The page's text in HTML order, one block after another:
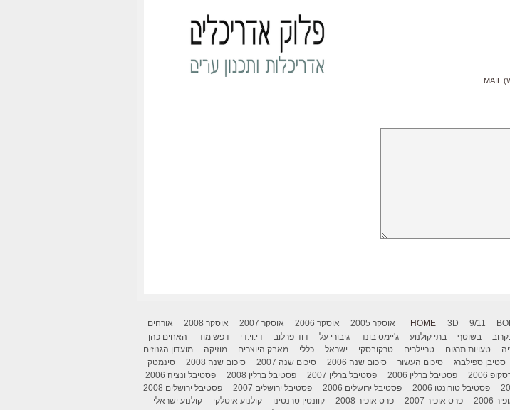
MAIL
HOME 3D 9/11 אוסקר 2005 אוסקר 2006 אוסקר 2007 אוסקר 2008
אורחים
בשוטף בתי קולנוע ג'יימס בונד גיבורי על דוד פרלוב די.וי.די דפש מוד
האחים כהן
טעויות תרגום טריילרים טרקובסקי ישראל כללי מאבק היוצרים מוזיקה
מועדון הגנוזים
סטיבן ספילברג סיכום העשור סיכום שנה 2006 סיכום שנה 2007 סיכום שנה 2008
סינמטק
2006 פסטיבל ברלין 2006 פסטיבל ברלין 2007 פסטיבל ברלין 2008
פסטיבל ונציה 2006
פסטיבל טורונטו 2006 פסטיבל ירושלים 2006 פסטיבל ירושלים 2007
פסטיבל ירושלים 2008
2006 פרס אופיר 2007 פרס אופיר 2008 קוונטין טרנטינו קולנוע איטלקי
קולנוע ישראלי